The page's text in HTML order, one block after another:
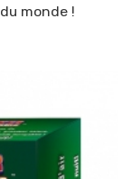
monde !